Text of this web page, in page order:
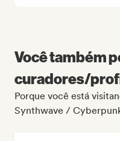
Você também
curadores/
Porque você está
Synthwave /